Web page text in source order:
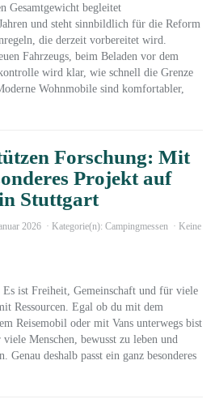
Gesamtgewicht begleitet
und steht sinnbildlich für die Reform
die derzeit vorbereitet wird.
Fahrzeugs, beim Beladen vor dem
wird klar, wie schnell die Grenze
Wohnmobile sind komfortabler,
Forschung: Mit
Projekt auf
Stuttgart
2026 Kategorie(n): Campingmessen
Keine
ist Freiheit, Gemeinschaft und für viele
Ressourcen. Egal ob du mit dem
Reisemobil oder mit Vans unterwegs bist
Menschen, bewusst zu leben und
Genau deshalb passt ein ganz besonderes